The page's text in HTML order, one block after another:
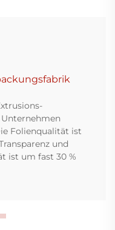
Folienqualität ist
und
ist um fast 30 %